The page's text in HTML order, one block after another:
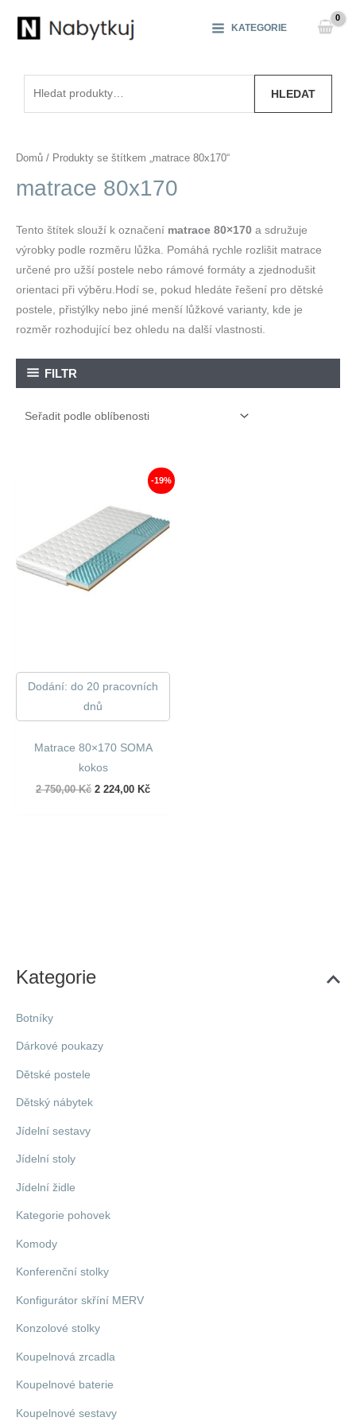
KATEGORIE
HLEDAT
Kategorie
Botníky
Dárkové poukazy
Dětské postele
Dětský nábytek
Jídelní sestavy
Jídelní stoly
Jídelní židle
Kategorie pohovek
Komody
Konferenční stolky
Konfigurátor skříní MERV
Konzolové stolky
Koupelnová zrcadla
Koupelnové baterie
Koupelnové sestavy
Domů / Produkty se štítkem „matrace 80x170“
matrace 80x170
Tento štítek slouží k označení matrace 80×170 a sdružuje
výrobky podle rozměru lůžka. Pomáhá rychle rozlišit matrace
určené pro užší postele nebo rámové formáty a zjednodušit
orientaci při výběru.Hodí se, pokud hledáte řešení pro dětské
postele, přistýlky nebo jiné menší lůžkové varianty, kde je
rozměr rozhodující bez ohledu na další vlastnosti.
FILTR
-19%
Dodání: do 20 pracovních
dnů
Matrace 80×170 SOMA
kokos
2 750,00Kč Původní
2 224,00 KčAktuální